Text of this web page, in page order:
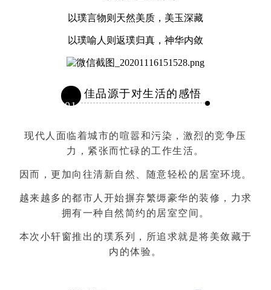
以璞言物则天然美质，美玉深藏
以璞喻人则返璞归真，神华内敛
01
佳品源于对生活的感悟
现代人面临着城市的喧嚣和污染，激烈的竞争压
力，紧张而忙碌的工作生活。
因而，更加向往清新自然、随意轻松的居室环境。
越来越多的都市人开始摒弃繁缛豪华的装修，力求
拥有一种自然简约的居室空间。
本次小轩窗推出的璞系列，所追求就是将美敛藏于
内的体验。